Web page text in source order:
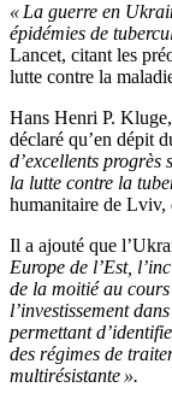
« La guerre en
épidémies de
Lancet, citant les
lutte contre la
Hans Henri P.
déclaré qu’en dépit
d’excellents progrès
la lutte contre la
humanitaire de Lviv,
Il a ajouté que
Europe de l’Est,
de la moitié au
l’investissement
permettant
des régimes de
multirésistante ».